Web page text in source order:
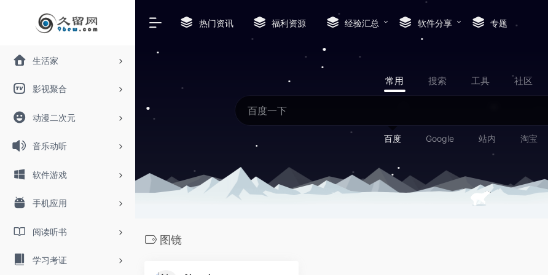
生活家
影视聚合
动漫二次元
音乐动听
软件游戏
手机应用
阅读听书
学习考证
热门资讯 福利资源 经验汇总 软件分享 专题
常用 搜索 工具 社区
百度 Google 站内 淘宝
图镜